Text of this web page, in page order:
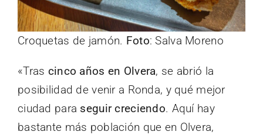
Croquetas de jamón. Foto: Salva Moreno
«Tras cinco años en Olvera, se abrió la
posibilidad de venir a Ronda, y qué mejor
ciudad para seguir creciendo. Aquí hay
bastante más población que en Olvera,